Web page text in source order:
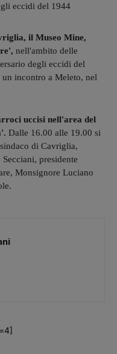
eccidi del 1944
il Museo Mine,
nell'ambito delle
degli eccidi del
incontro a Meleto, nel
uccisi nell'area del
Dalle 16.00 alle 19.00 si
di Cavriglia,
presidente
Monsignore Luciano